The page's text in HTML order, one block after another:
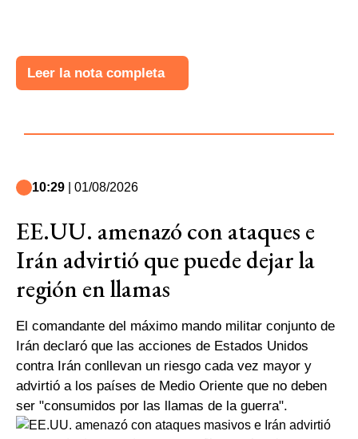
Leer la nota completa
10:29 | 01/08/2026
EE.UU. amenazó con ataques e
Irán advirtió que puede dejar la
región en llamas
El comandante del máximo mando militar conjunto de
Irán declaró que las acciones de Estados Unidos
contra Irán conllevan un riesgo cada vez mayor y
advirtió a los países de Medio Oriente que no deben
ser "consumidos por las llamas de la guerra".